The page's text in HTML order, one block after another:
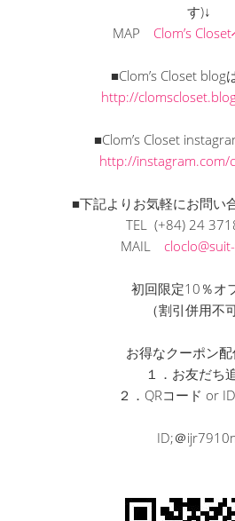
す)↓
MAP Clom’s
■Clom’s Closet blog
http://
■Clom’s Closet
http://instagram.com/
■下記よりお気軽にお問い
TEL (+84) 24
MAIL
初回限定10％オ
（割引併用不
お得なクーポン配
１．お友だち
２．QRコード or
ID;＠